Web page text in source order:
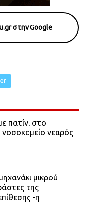
στην Google
πατίνι στο
νοσοκομείο νεαρός
μικρού
της
-η